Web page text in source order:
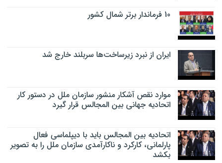
10 فرماندار برتر شمال کشور
ایران از نبرد زیرساخت‌ها سربلند خارج شد
موارد نقص آشکار منشور سازمان ملل در دستور کار
اتحادیه جهانی بین المجالس قرار گیرد
اتحادیه بین المجالس باید با دیپلماسی فعال
پارلمانی، کارکرد و ناکارآمدی سازمان ملل را به تصویر
بکشد